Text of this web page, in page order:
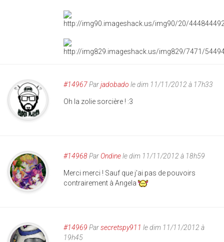
#14967Parjadobado le dim 11/11/2012 à 17h33
Oh la zolie sorcière ! :3
#14968ParOndinele dim 11/11/2012 à 18h59
Merci merci ! Sauf que j'ai pas de pouvoirs
contrairement à Angela
#14969 Parsecretspy911 le dim 11/11/2012 à
19h45